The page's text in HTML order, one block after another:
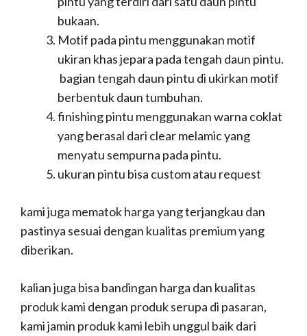
bukaan.
Motif pada pintu menggunakan motif
ukiran khas jepara pada tengah daun pintu.
bagian tengah daun pintu di ukirkan motif
berbentuk daun tumbuhan.
finishing pintu menggunakan warna coklat
yang berasal dari clear melamic yang
menyatu sempurna pada pintu.
ukuran pintu bisa custom atau request
kami juga mematok harga yang terjangkau dan
pastinya sesuai dengan kualitas premium yang
diberikan.
kalian juga bisa bandingan harga dan kualitas
produk kami dengan produk serupa di pasaran,
kami jamin produk kami lebih unggul baik dari